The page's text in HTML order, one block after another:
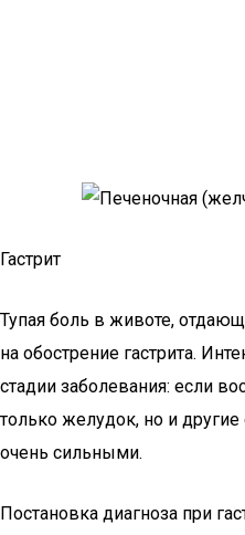
Гастрит
Тупая боль в животе,
на обострение гастрита.
стадии заболевания: если
только желудок, но и
очень сильными.
Постановка диагноза при